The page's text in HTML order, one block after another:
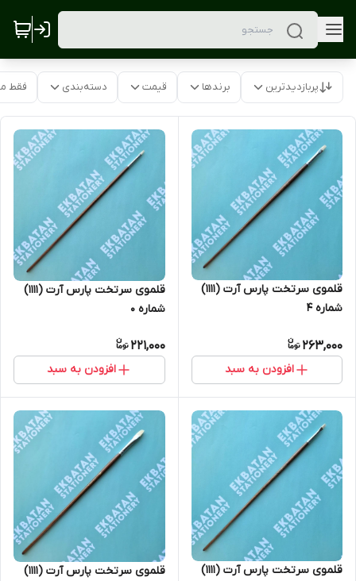
پربازدیدترین برندها قیمت دسته‌بندی فقط
قلموی سرتخت پارس آرت (1111)
شماره 4
263,000
افزودن به سبد
قلموی سرتخت پارس آرت (1111)
شماره 0
221,000
افزودن به سبد
قلموی سرتخت پارس آرت (1111)
قلموی سرتخت پارس آرت (1111)